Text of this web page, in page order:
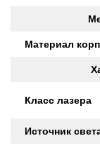
Материал
Класс лазера
Источник